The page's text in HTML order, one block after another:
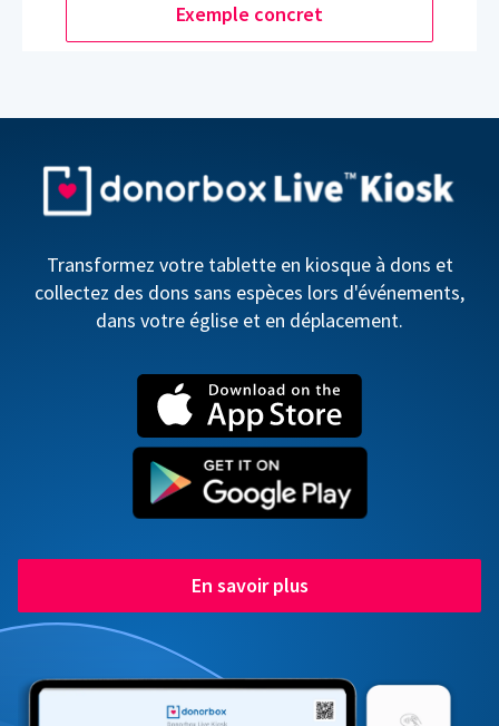
Exemple concret
Transformez votre tablette en kiosque à dons et
collectez des dons sans espèces lors d'événements,
dans votre église et en déplacement.
En savoir plus